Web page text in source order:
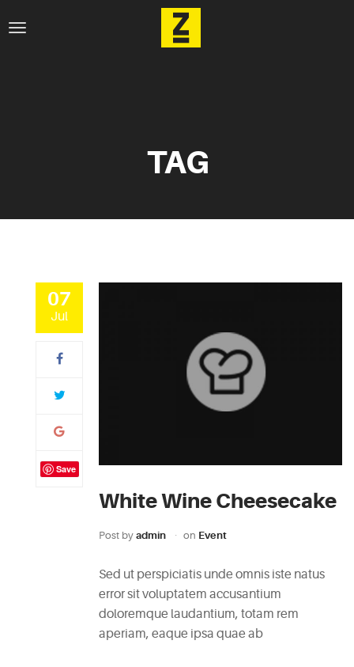
TAG
07
Jul
Save
White Wine Cheesecake
Post by admin on Event
Sed ut perspiciatis unde omnis iste natus
error sit voluptatem accusantium
doloremque laudantium, totam rem
aperiam, eaque ipsa quae ab